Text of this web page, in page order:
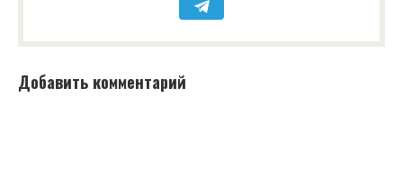
Добавить комментарий